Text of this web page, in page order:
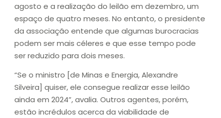
agosto e a realização do leilão em dezembro, um
espaço de quatro meses. No entanto, o presidente
da associação entende que algumas burocracias
podem ser mais céleres e que esse tempo pode
ser reduzido para dois meses.
“Se o ministro [de Minas e Energia, Alexandre
Silveira] quiser, ele consegue realizar esse leilão
ainda em 2024”, avalia. Outros agentes, porém,
estão incrédulos acerca da viabilidade de